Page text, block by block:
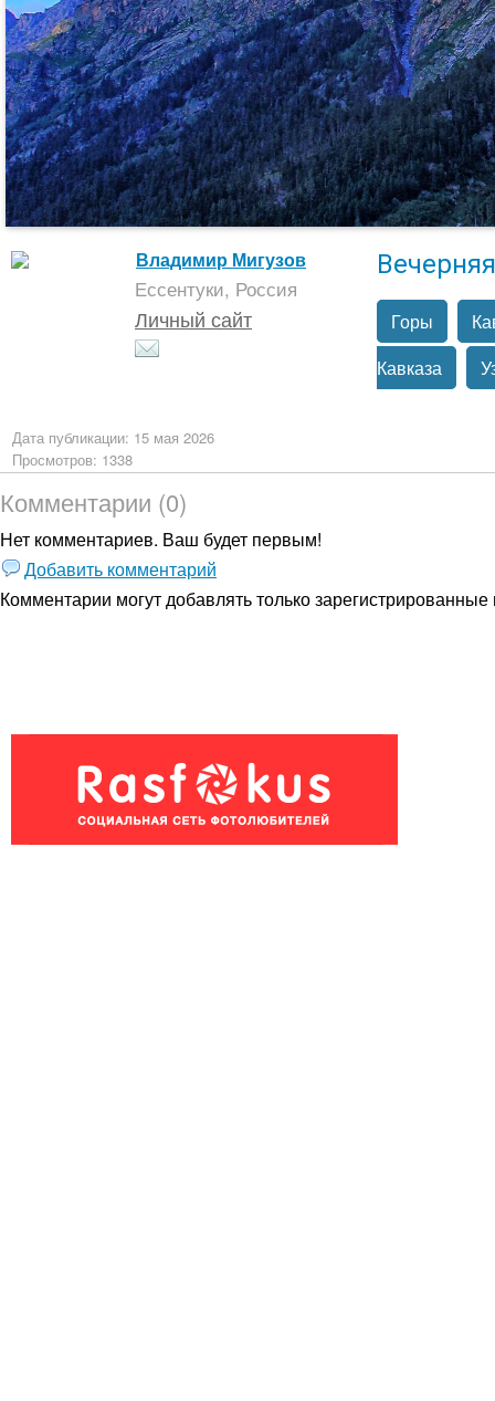
Владимир Мигузов
Ессентуки, Россия
Личный сайт Горы
Кавказа
Дата публикации: 15 мая 2026
Просмотров: 1338
Комментарии (0)
Нет комментариев. Ваш будет первым!
Добавить комментарий
Комментарии могут добавлять толькозарегистрированные